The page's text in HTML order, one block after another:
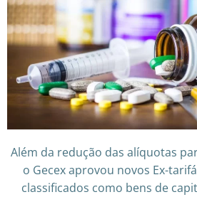
Além da redução das alíquotas
o Gecex aprovou novos Ex-
classificados como bens de